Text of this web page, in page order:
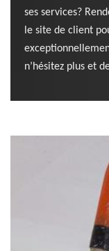
ses services?
le site de client
n’hésitez plus et